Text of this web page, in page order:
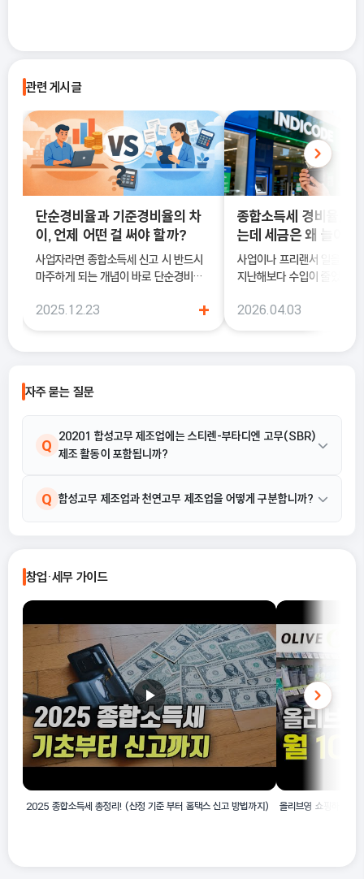
관련 게시글
단순경비율과 기준경비율의 차
이, 언제 어떤 걸 써야 할까?
사업자라면 종합소득세 신고 시 반드시
마주하게 되는 개념이 바로 단순경비율
에서는 이 두 가지의 차이를 정확히 이해
경비율의 개념부터, 어떤 경우에 어떤 방
으로 정리합니다.
2025.12.23 +
종합소득세 경비율, 수
는데 세금은 왜 늘어날
사업이나 프리랜서 일을 하
지난해보다 수입이 줄었는
더 늘어난 것처럼 느껴질 때
2026.04.03
자주 묻는 질문
Q
20201 합성고무 제조업에는 스티렌-부타디엔 고무(SBR)
제조 활동이 포함됩니까?
A 네, 20201 합성고무 제조업의 활동 예시에는 스티렌-부타디엔 고
Q 합성고무 제조업과 천연고무 제조업을 어떻게 구분합니까?
합니다. 순수한 천연고무만 다루는 경우와는 구별됩니다.
창업·세무 가이드
2025 종합소득세 총정리! (산정 기준 부터 홈택스 신고 방법까지) 올리브영 쇼핑하고